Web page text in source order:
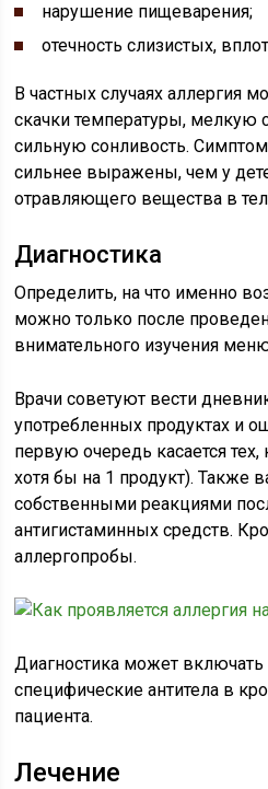
нарушение пищеварения;
отечность слизистых,
В частных случаях аллергия
скачки температуры, мелкую
сильную сонливость.
сильнее выражены, чем у
отравляющего вещества в
Диагностика
Определить, на что именно
можно только после
внимательного изучения
Врачи советуют вести
употребленных продуктах и
первую очередь касается
хотя бы на 1 продукт). Также
собственными реакциями
антигистаминных средств.
аллергопробы.
Диагностика может включать
специфические антитела в
пациента.
Лечение